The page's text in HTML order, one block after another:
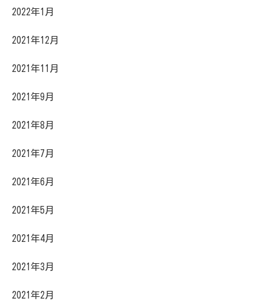
2022年1月
2021年12月
2021年11月
2021年9月
2021年8月
2021年7月
2021年6月
2021年5月
2021年4月
2021年3月
2021年2月